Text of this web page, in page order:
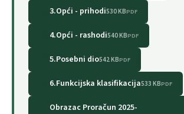
3.Opći - prihodi530 KBPDF
4.Opći - rashodi540 KBPDF
5.Posebni dio542 KBPDF
6.Funkcijska klasifikacija533 KBPDF
Obrazac Proračun 2025-